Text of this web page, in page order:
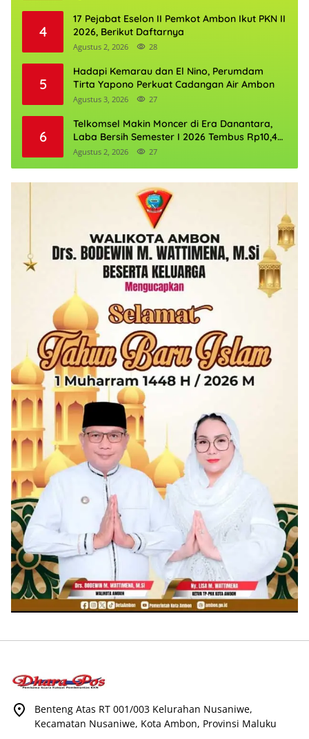
4
17 Pejabat Eselon II Pemkot Ambon Ikut PKN II
2026, Berikut Daftarnya
Agustus 2, 2026 28
5
Hadapi Kemarau dan El Nino, Perumdam
Tirta Yapono Perkuat Cadangan Air Ambon
Agustus 3, 2026 27
6
Telkomsel Makin Moncer di Era Danantara,
Laba Bersih Semester I 2026 Tembus Rp10,4
Triliun
Agustus 2, 2026 27
Benteng Atas RT 001/003 Kelurahan Nusaniwe,
Kecamatan Nusaniwe, Kota Ambon, Provinsi Maluku